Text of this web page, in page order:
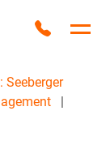
Anrufen
Seeberger
|